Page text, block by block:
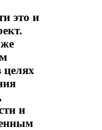
это и
и